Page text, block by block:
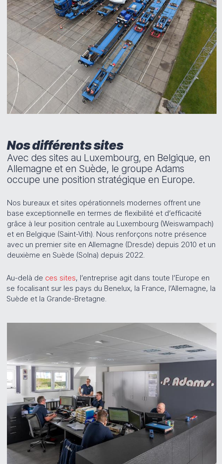
Avec des sites au Luxembourg, en Belgique, en
Allemagne et en Suède, le groupe Adams
occupe une position stratégique en Europe.
Nos différents sites
Nos bureaux et sites opérationnels modernes offrent une
base exceptionnelle en termes de flexibilité et d’efficacité
grâce à leur position centrale au Luxembourg (Weiswampach)
et en Belgique (Saint-Vith). Nous renforçons notre présence
avec un premier site en Allemagne (Dresde) depuis 2010 et un
deuxième en Suède (Solna) depuis 2022.
Au-delà de ces sites, l’entreprise agit dans toute l’Europe en
se focalisant sur les pays du Benelux, la France, l’Allemagne, la
Suède et la Grande-Bretagne.